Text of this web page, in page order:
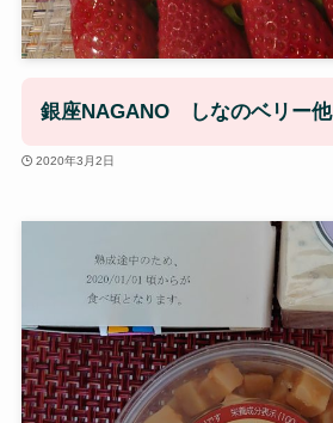
銀座NAGANO しなのベリー他
2020年3月2日